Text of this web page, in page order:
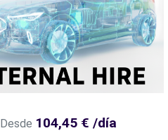
Desde 104,45 € /día